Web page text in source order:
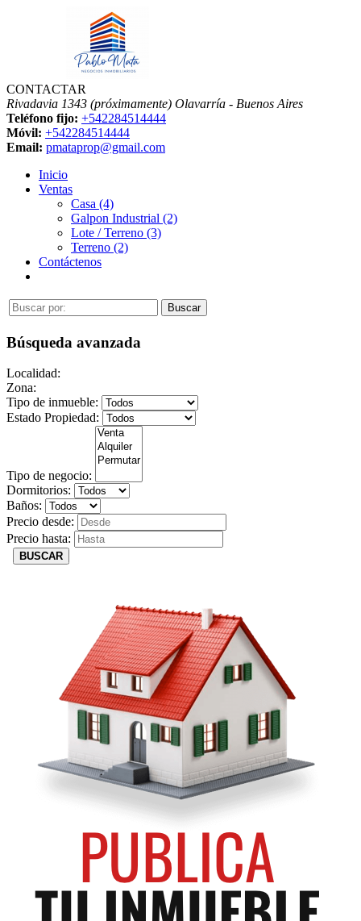
CONTACTAR
Rivadavia 1343 (próximamente) Olavarría - Buenos Aires
Teléfono fijo: +542284514444
Móvil: +542284514444
Email: pmataprop@gmail.com
Inicio
Ventas
Casa (4)
Galpon Industrial (2)
Lote / Terreno (3)
Terreno (2)
Contáctenos
Búsqueda avanzada
Localidad:
Zona:
Tipo de inmueble:
Estado Propiedad:
Tipo de negocio:
Dormitorios:
Baños:
Precio desde:
Precio hasta:
BUSCAR